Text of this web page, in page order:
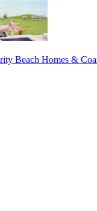
Beach Homes &